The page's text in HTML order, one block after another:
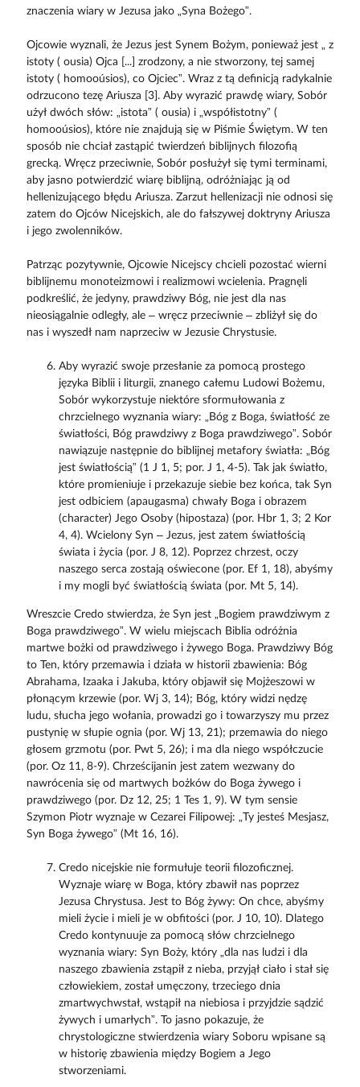
znaczenia wiary w Jezusa jako „Syna Bożego”.
Ojcowie wyznali, że Jezus jest Synem Bożym, ponieważ jest „ z
istoty ( ousia) Ojca [...] zrodzony, a nie stworzony, tej samej
istoty ( homooúsios), co Ojciec”. Wraz z tą definicją radykalnie
odrzucono tezę Ariusza [3]. Aby wyrazić prawdę wiary, Sobór
użył dwóch słów: „istota” ( ousia) i „współistotny” (
homooúsios), które nie znajdują się w Piśmie Świętym. W ten
sposób nie chciał zastąpić twierdzeń biblijnych filozofią
grecką. Wręcz przeciwnie, Sobór posłużył się tymi terminami,
aby jasno potwierdzić wiarę biblijną, odróżniając ją od
hellenizującego błędu Ariusza. Zarzut hellenizacji nie odnosi się
zatem do Ojców Nicejskich, ale do fałszywej doktryny Ariusza
i jego zwolenników.
Patrząc pozytywnie, Ojcowie Nicejscy chcieli pozostać wierni
biblijnemu monoteizmowi i realizmowi wcielenia. Pragnęli
podkreślić, że jedyny, prawdziwy Bóg, nie jest dla nas
nieosiągalnie odległy, ale – wręcz przeciwnie – zbliżył się do
nas i wyszedł nam naprzeciw w Jezusie Chrystusie.
Aby wyrazić swoje przesłanie za pomocą prostego
języka Biblii i liturgii, znanego całemu Ludowi Bożemu,
Sobór wykorzystuje niektóre sformułowania z
chrzcielnego wyznania wiary: „Bóg z Boga, światłość ze
światłości, Bóg prawdziwy z Boga prawdziwego”. Sobór
nawiązuje następnie do biblijnej metafory światła: „Bóg
jest światłością” (1 J 1, 5; por. J 1, 4-5). Tak jak światło,
które promieniuje i przekazuje siebie bez końca, tak Syn
jest odbiciem (apaugasma) chwały Boga i obrazem
(character) Jego Osoby (hipostaza) (por. Hbr 1, 3; 2 Kor
4, 4). Wcielony Syn – Jezus, jest zatem światłością
świata i życia (por. J 8, 12). Poprzez chrzest, oczy
naszego serca zostają oświecone (por. Ef 1, 18), abyśmy
i my mogli być światłością świata (por. Mt 5, 14).
Wreszcie Credo stwierdza, że Syn jest „Bogiem prawdziwym z
Boga prawdziwego”. W wielu miejscach Biblia odróżnia
martwe bożki od prawdziwego i żywego Boga. Prawdziwy Bóg
to Ten, który przemawia i działa w historii zbawienia: Bóg
Abrahama, Izaaka i Jakuba, który objawił się Mojżeszowi w
płonącym krzewie (por. Wj 3, 14); Bóg, który widzi nędzę
ludu, słucha jego wołania, prowadzi go i towarzyszy mu przez
pustynię w słupie ognia (por. Wj 13, 21); przemawia do niego
głosem grzmotu (por. Pwt 5, 26); i ma dla niego współczucie
(por. Oz 11, 8-9). Chrześcijanin jest zatem wezwany do
nawrócenia się od martwych bożków do Boga żywego i
prawdziwego (por. Dz 12, 25; 1 Tes 1, 9). W tym sensie
Szymon Piotr wyznaje w Cezarei Filipowej: „Ty jesteś Mesjasz,
Syn Boga żywego” (Mt 16, 16).
Credo nicejskie nie formułuje teorii filozoficznej.
Wyznaje wiarę w Boga, który zbawił nas poprzez
Jezusa Chrystusa. Jest to Bóg żywy: On chce, abyśmy
mieli życie i mieli je w obfitości (por. J 10, 10). Dlatego
Credo kontynuuje za pomocą słów chrzcielnego
wyznania wiary: Syn Boży, który „dla nas ludzi i dla
naszego zbawienia zstąpił z nieba, przyjął ciało i stał się
człowiekiem, został umęczony, trzeciego dnia
zmartwychwstał, wstąpił na niebiosa i przyjdzie sądzić
żywych i umarłych”. To jasno pokazuje, że
chrystologiczne stwierdzenia wiary Soboru wpisane są
w historię zbawienia między Bogiem a Jego
stworzeniami.